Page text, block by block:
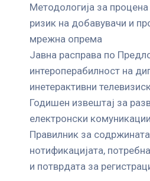
Mетодологија за
ризик на добавувачи и
мрежна опрема
Јавна расправа по
интероперабилност на
инетерактивни
Годишен извештај за
електронски
Правилник за
нотификацијата,
и потврдата за